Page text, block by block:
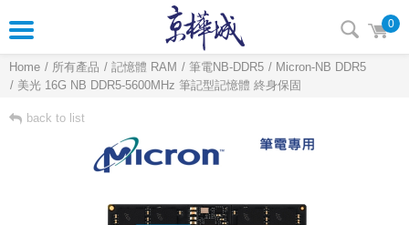
0
Home 所有產品 記憶體 RAM 筆電NB-DDR5
Micron-NB DDR5
美光 16G NB DDR5-5600MHz 筆記型記憶體 終身保固
back to list